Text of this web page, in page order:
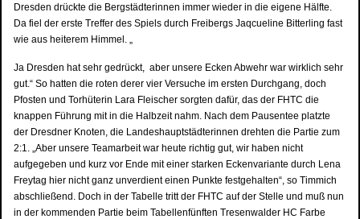
Dresden drückte die Bergstädterinnen immer wieder in die eigene Hälfte.
Da fiel der erste Treffer des Spiels durch Freibergs Jaqcueline Bitterling fast
wie aus heiterem Himmel. „
Ja Dresden hat sehr gedrückt, aber unsere Ecken Abwehr war wirklich sehr
gut.“ So hatten die roten derer vier Versuche im ersten Durchgang, doch
Pfosten und Torhüterin Lara Fleischer sorgten dafür, das der FHTC die
knappen Führung mit in die Halbzeit nahm. Nach dem Pausentee platzte
der Dresdner Knoten, die Landeshauptstädterinnen drehten die Partie zum
2:1. „Aber unsere Teamarbeit war heute richtig gut, wir haben nicht
aufgegeben und kurz vor Ende mit einer starken Eckenvariante durch Lena
Freytag hier nicht ganz unverdient einen Punkte festgehalten“, so Timmich
abschließend. Doch in der Tabelle tritt der FHTC auf der Stelle und muß nun
in der kommenden Partie beim Tabellenfünften Tresenwalder HC Farbe